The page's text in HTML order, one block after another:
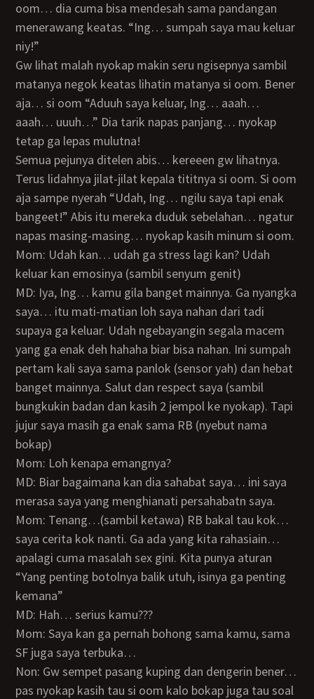
oom… dia cuma bisa mendesah sama pandangan
menerawang keatas. “Ing… sumpah saya mau keluar
niy!”
Gw lihat malah nyokap makin seru ngisepnya sambil
matanya negok keatas lihatin matanya si oom. Bener
aja… si oom “Aduuh saya keluar, Ing… aaah…
aaah… uuuh…” Dia tarik napas panjang… nyokap
tetap ga lepas mulutna!
Semua pejunya ditelen abis… kereeen gw lihatnya.
Terus lidahnya jilat-jilat kepala tititnya si oom. Si oom
aja sampe nyerah “Udah, Ing… ngilu saya tapi enak
bangeet!” Abis itu mereka duduk sebelahan… ngatur
napas masing-masing… nyokap kasih minum si oom.
Mom: Udah kan… udah ga stress lagi kan? Udah
keluar kan emosinya (sambil senyum genit)
MD: Iya, Ing… kamu gila banget mainnya. Ga nyangka
saya… itu mati-matian loh saya nahan dari tadi
supaya ga keluar. Udah ngebayangin segala macem
yang ga enak deh hahaha biar bisa nahan. Ini sumpah
pertam kali saya sama panlok (sensor yah) dan hebat
banget mainnya. Salut dan respect saya (sambil
bungkukin badan dan kasih 2 jempol ke nyokap). Tapi
jujur saya masih ga enak sama RB (nyebut nama
bokap)
Mom: Loh kenapa emangnya?
MD: Biar bagaimana kan dia sahabat saya… ini saya
merasa saya yang menghianati persahabatn saya.
Mom: Tenang…(sambil ketawa) RB bakal tau kok…
saya cerita kok nanti. Ga ada yang kita rahasiain…
apalagi cuma masalah sex gini. Kita punya aturan
“Yang penting botolnya balik utuh, isinya ga penting
kemana”
MD: Hah… serius kamu???
Mom: Saya kan ga pernah bohong sama kamu, sama
SF juga saya terbuka…
Non: Gw sempet pasang kuping dan dengerin bener…
pas nyokap kasih tau si oom kalo bokap juga tau soal